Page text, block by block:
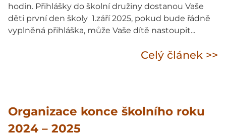
hodin. Přihlášky do školní družiny dostanou Vaše
děti první den školy 1.září 2025, pokud bude řádně
vyplněná přihláška, může Vaše dítě nastoupit...
Celý článek >>
Organizace konce školního roku
2024 – 2025